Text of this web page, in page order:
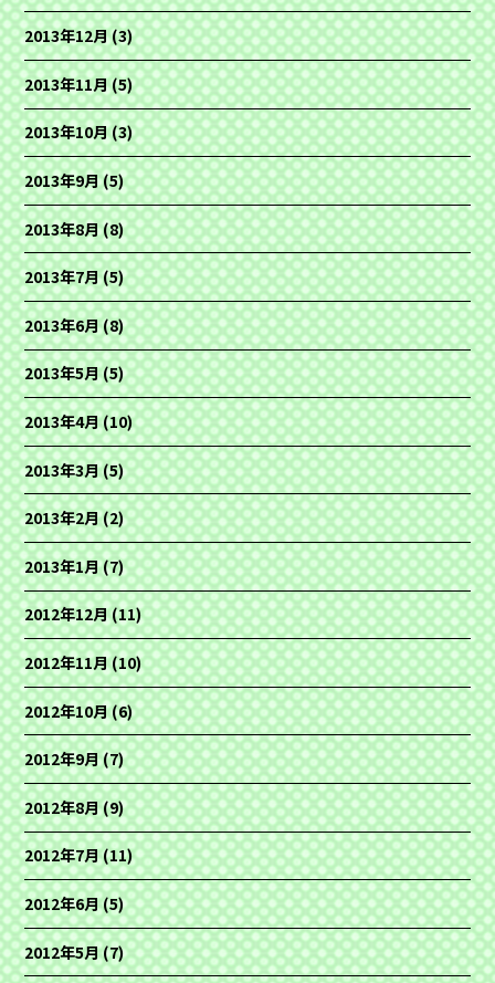
2013年12月(3)
2013年11月(5)
2013年10月(3)
2013年9月(5)
2013年8月(8)
2013年7月(5)
2013年6月(8)
2013年5月(5)
2013年4月(10)
2013年3月(5)
2013年2月(2)
2013年1月(7)
2012年12月(11)
2012年11月(10)
2012年10月(6)
2012年9月(7)
2012年8月(9)
2012年7月(11)
2012年6月(5)
2012年5月(7)